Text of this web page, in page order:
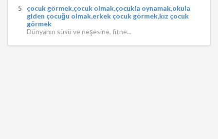
çocuk görmek,çocuk olmak,çocukla oynamak,okula
giden çocuğu olmak,erkek çocuk görmek,kız çocuk
görmek
Dünyanın süsü ve neşesine, fitne...